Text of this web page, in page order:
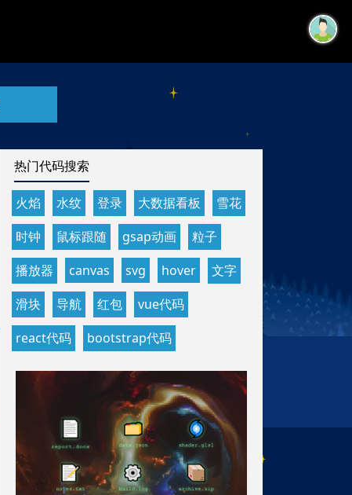
热门代码搜索
火焰 水纹 登录 大数据看板
雪花
时钟
鼠标跟随 gsap动画
粒子
播放器
canvas svg hover
文字
滑块
导航 红包
vue代码
react代码
bootstrap代码